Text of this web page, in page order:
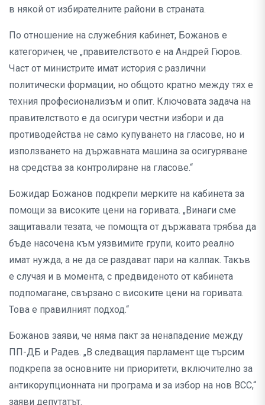
в някой от избирателните райони в страната.
По отношение на служебния кабинет, Божанов е
категоричен, че „правителството е на Андрей Гюров.
Част от министрите имат история с различни
политически формации, но общото кратно между тях е
техния професионализъм и опит. Ключовата задача на
правителството е да осигури честни избори и да
противодейства не само купуването на гласове, но и
използването на държавната машина за осигуряване
на средства за контролиране на гласове.“
Божидар Божанов подкрепи мерките на кабинета за
помощи за високите цени на горивата. „Винаги сме
защитавали тезата, че помощта от държавата трябва да
бъде насочена към уязвимите групи, които реално
имат нужда, а не да се раздават пари на калпак. Такъв
е случая и в момента, с предвиденото от кабинета
подпомагане, свързано с високите цени на горивата.
Това е правилният подход.“
Божанов заяви, че няма пакт за ненападение между
ПП-ДБ и Радев. „В следващия парламент ще търсим
подкрепа за основните ни приоритети, включително за
антикорупционната ни програма и за избор на нов ВСС,“
заяви депутатът.